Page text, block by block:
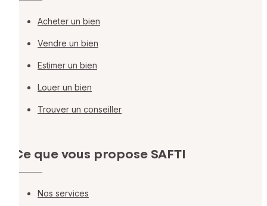
Acheter un bien
Vendre un bien
Estimer un bien
Louer un bien
Trouver un conseiller
Ce que vous propose SAFTI
Nos services